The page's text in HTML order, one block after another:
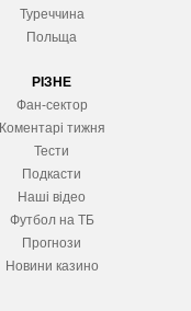
Туреччина
Польща
РІЗНЕ
Фан-сектор
Коментарі тижня
Тести
Подкасти
Наші відео
Футбол на ТБ
Прогнози
Новини казино